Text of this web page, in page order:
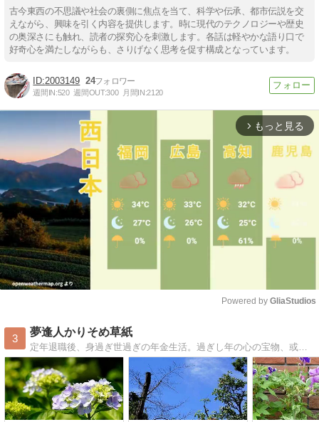
古今東西の不思議や社会の裏側に焦点を当て、科学や伝承、都市伝説を交
えながら、興味を引く内容を提供します。時に現代のテクノロジーや歴史
の奥深さにも触れ、読者の探究心を刺激します。各話は軽やかな語り口で
好奇心を満たしながらも、さりげなく思考を促す構成となっています。
2003149 24
週間IN:520 週間OUT:300 月間IN:2120
arrow_forward_ios もっと見る
Powered by GliaStudios
3
夢逢人かりそめ草紙